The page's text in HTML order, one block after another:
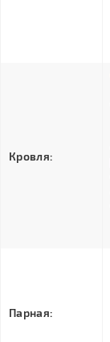
Кровля:
Парная: